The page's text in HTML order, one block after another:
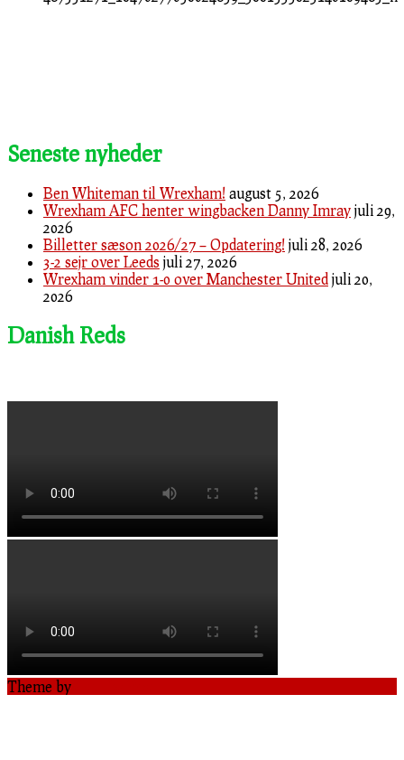
Seneste nyheder
Ben Whiteman til Wrexham! august 5, 2026
Wrexham AFC henter wingbacken Danny Imray juli 29,
2026
Billetter sæson 2026/27 – Opdatering! juli 28, 2026
3-2 sejr over Leeds juli 27, 2026
Wrexham vinder 1-0 over Manchester United juli 20,
2026
Danish Reds
Theme by